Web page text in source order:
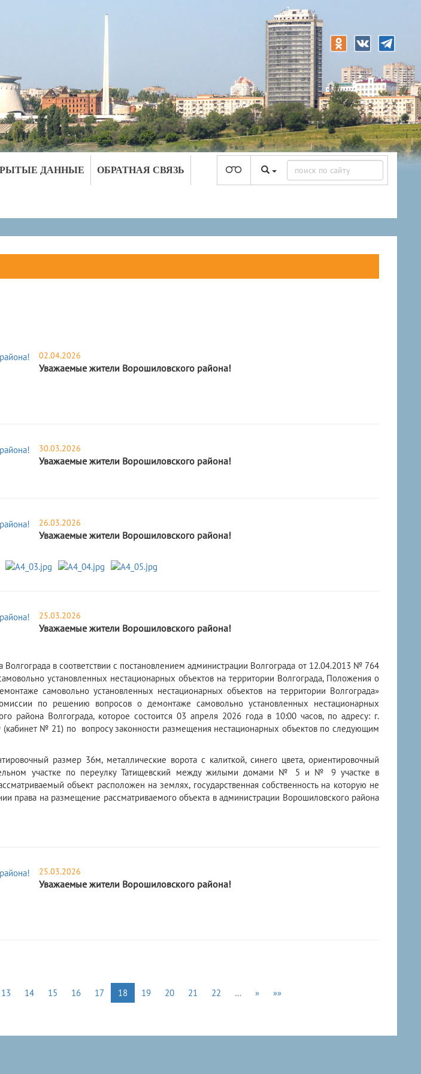
ДАННЫЕ ОБРАТНАЯ СВЯЗЬ
02.04.2026
Уважаемые жители Ворошиловского района!
30.03.2026
Уважаемые жители Ворошиловского района!
26.03.2026
Уважаемые жители Ворошиловского района!
25.03.2026
Уважаемые жители Ворошиловского района!
в соответствии с постановлением администрации Волгограда от 12.04.2013 № 764
установленных нестационарных объектов на территории Волгограда, Положения о
самовольно установленных нестационарных объектов на территории Волгограда»
по решению вопросов о демонтаже самовольно установленных нестационарных
района Волгограда, которое состоится 03 апреля 2026 года в 10:00 часов, по адресу: г.
(кабинет № 21) по вопросу законности размещения нестационарных объектов по следующим
размер 36м, металлические ворота с калиткой, синего цвета, ориентировочный
участке по переулку Татищевский между жилыми домами № 5 и № 9 участке в
объект расположен на землях, государственная собственность на которую не
права на размещение рассматриваемого объекта в администрации Ворошиловского района
25.03.2026
Уважаемые жители Ворошиловского района!
13 14 15 16 17 18 19 20 21 22 … » »»